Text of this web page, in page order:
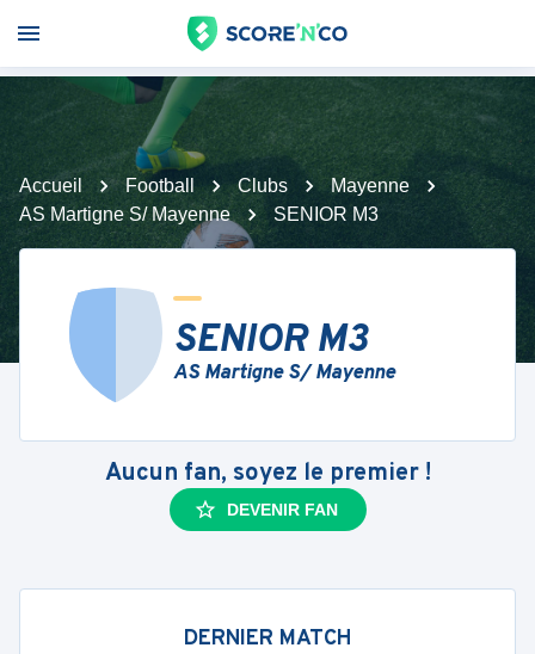
Accueil Football Clubs
Mayenne
AS Martigne S/ Mayenne
SENIOR M3
SENIOR M3
AS Martigne S/ Mayenne
Aucun fan, soyez le premier !
DEVENIR FAN
DERNIER MATCH